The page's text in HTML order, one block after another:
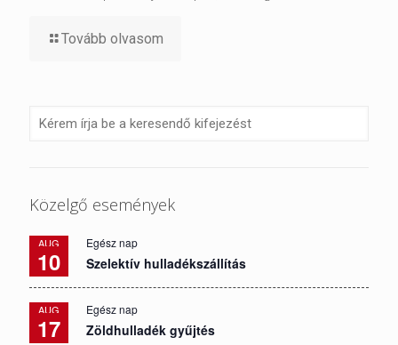
Tovább olvasom
Közelgő események
AUG
10
Egész nap
Szelektív hulladékszállítás
AUG
17
Egész nap
Zöldhulladék gyűjtés